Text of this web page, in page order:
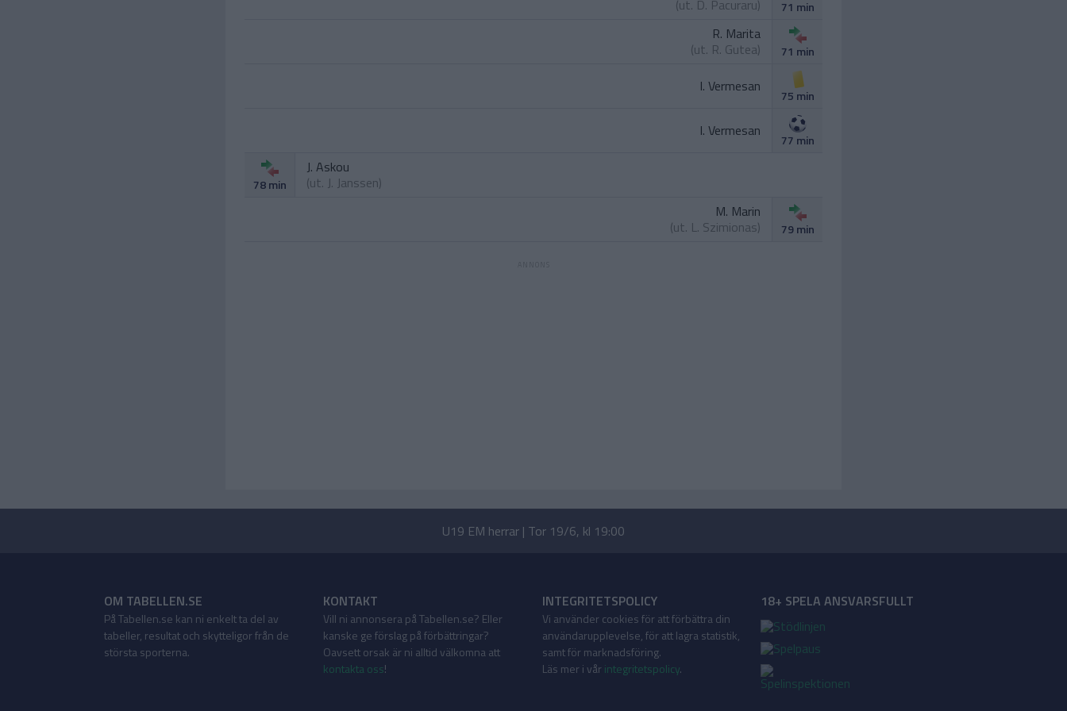
(ut. D. Pacuraru) 71 min
R. Marita
(ut. R. Gutea) 71 min
I. Vermesan
75 min
I. Vermesan
77 min
78 min
J. Askou
(ut. J. Janssen)
M. Marin
(ut. L. Szimionas) 79 min
U19 EM herrar | Tor 19/6, kl 19:00
OM TABELLEN.SE
På Tabellen.se kan ni enkelt ta del av
tabeller, resultat och skytteligor från de
största sporterna.
KONTAKT
Vill ni annonsera på Tabellen.se? Eller
kanske ge förslag på förbättringar?
Oavsett orsak är ni alltid välkomna att
kontakta oss!
INTEGRITETSPOLICY
Vi använder cookies för att förbättra din
användarupplevelse, för att lagra statistik,
samt för marknadsföring.
Läs mer i vår integritetspolicy.
18+ SPELA ANSVARSFULLT